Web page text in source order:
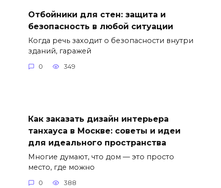
Отбойники для стен: защита и
безопасность в любой ситуации
Когда речь заходит о безопасности внутри
зданий, гаражей
0 349
Как заказать дизайн интерьера
танхауса в Москве: советы и идеи
для идеального пространства
Многие думают, что дом — это просто
место, где можно
0 388